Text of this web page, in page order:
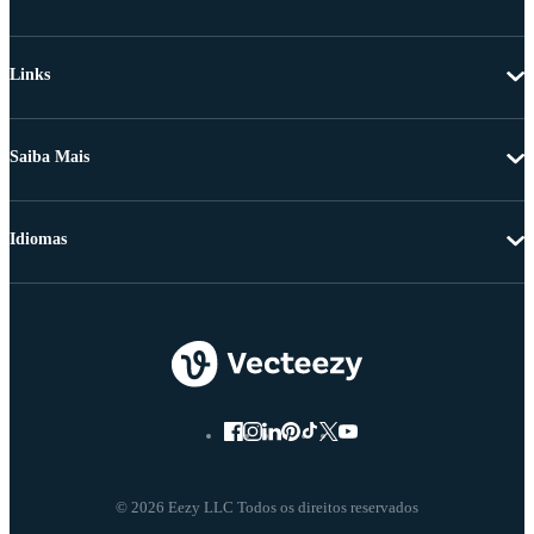
Links
Saiba Mais
© 2026 Eezy LLC Todos os direitos reservados
Idiomas